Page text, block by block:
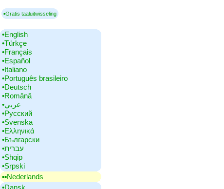
▪Gratis taaluitwisseling
•‎English
•‎Türkçe
•‎Français
•‎Español
•‎Italiano
•‎Português brasileiro
•‎Deutsch
•‎Română
•‎عربي
•‎Русский
•‎Svenska
•‎Ελληνικά
•‎Български
•‎עברית
•‎Shqip
•‎Srpski
▪▪‎Nederlands
•‎Dansk